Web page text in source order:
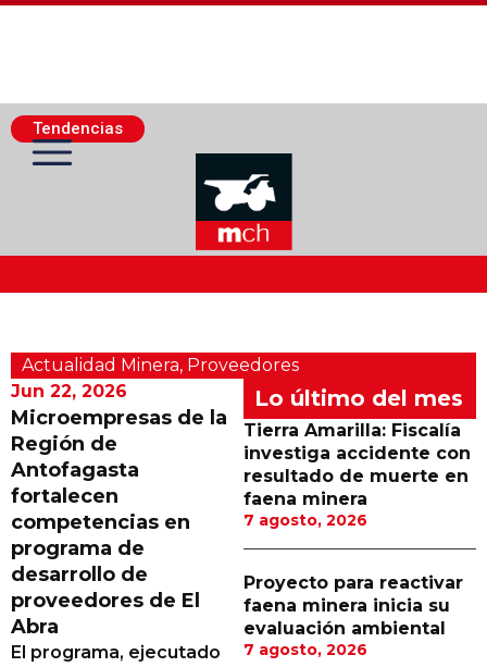
Tendencias
Actualidad Minera
Minería Superficie
Minerí­a Subterránea
Proveedores
Canal Digital
Columnas de Opinión
Designaciones
Actualidad Minera, Proveedores
Jun 22, 2026
Microempresas de la
Región de
Antofagasta
fortalecen
competencias en
programa de
desarrollo de
proveedores de El
Abra
El programa, ejecutado
Lo último del mes
Tierra Amarilla: Fiscalía
investiga accidente con
resultado de muerte en
faena minera
7 agosto, 2026
Proyecto para reactivar
faena minera inicia su
evaluación ambiental
7 agosto, 2026